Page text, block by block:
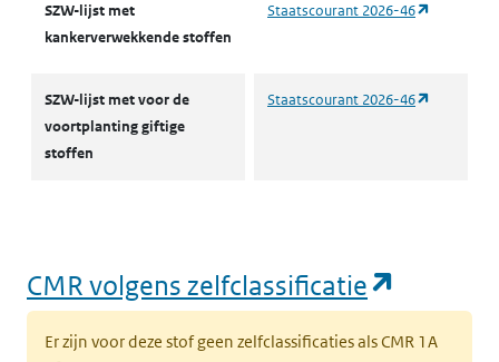
SZW-lijst met
kankerverwekkende stoffen
Staatscourant 2026-46
SZW-lijst met voor de
voortplanting giftige
stoffen
Staatscourant 2026-46
CMR volgens zelfclassificatie
Er zijn voor deze stof geen zelfclassificaties als CMR 1A